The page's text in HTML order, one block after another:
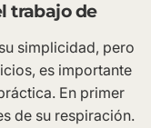
trabajo de
simplicidad, pero
es importante
En primer
de su respiración.